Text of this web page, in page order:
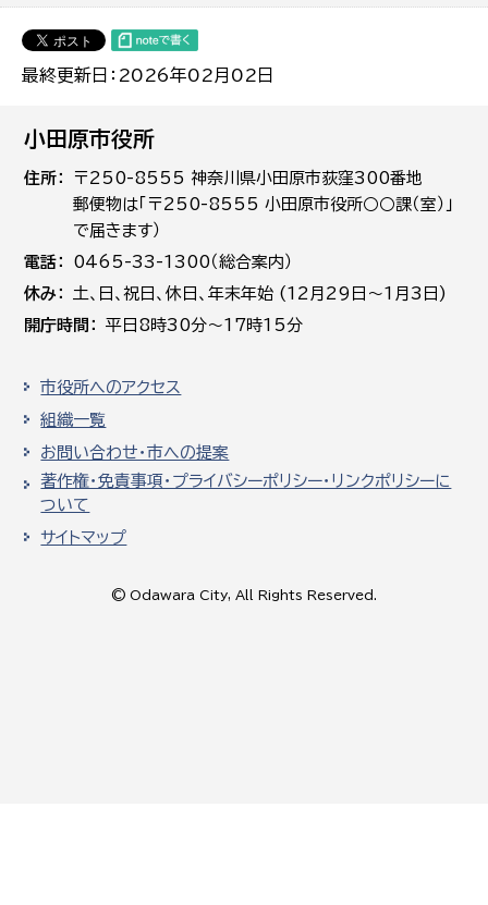
最終更新日：2026年02月02日
小田原市役所
住所
〒250-8555 神奈川県小田原市荻窪300番地
郵便物は「〒250-8555 小田原市役所○○課（室）」
で届きます）
電話
0465-33-1300（総合案内）
休み
土､日､祝日、休日、年末年始 (12月29日～1月3日)
開庁時間
平日8時30分～17時15分
市役所へのアクセス
組織一覧
お問い合わせ・市への提案
著作権・免責事項・プライバシーポリシー・リンクポリシーに
ついて
サイトマップ
© Odawara City, All Rights Reserved.